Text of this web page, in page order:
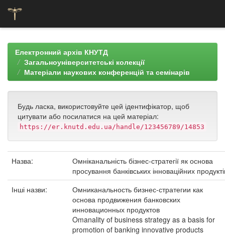
navigationЕлектронний архів КНУТД
Загальноуніверситетські колекції
Матеріали наукових конференцій та семінарів
Будь ласка, використовуйте цей ідентифікатор, щоб
цитувати або посилатися на цей матеріал:
https://er.knutd.edu.ua/handle/123456789/14853
Назва:
Омніканальність бізнес-стратегії як основа
просування банківських інноваційних
Інші назви:
Омниканальность бизнес-стратегии как
основа продвижения банковских
инновационных продуктов
Omanality of business strategy as a basis for
promotion of banking innovative products